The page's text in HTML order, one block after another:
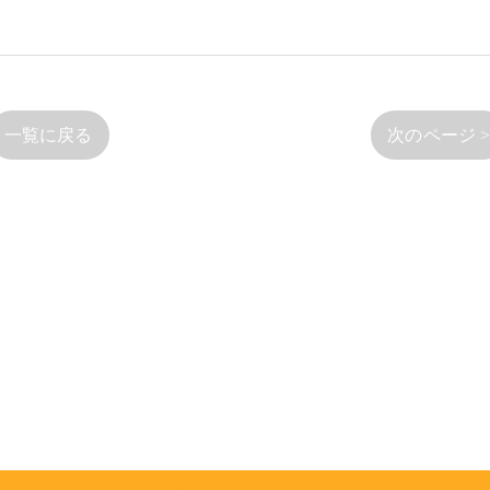
一覧に戻る 次のページ >